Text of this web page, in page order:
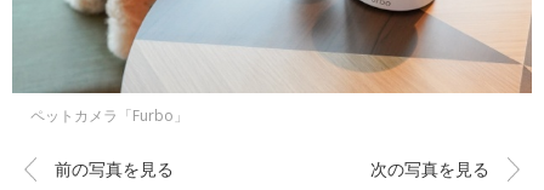
ペットカメラ「Furbo」
前の写真を見る 次の写真を見る